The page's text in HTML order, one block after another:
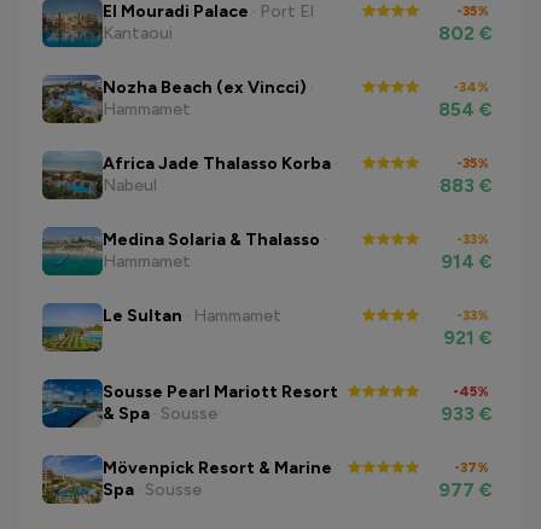
El Mouradi Palace · Port El
Kantaoui
-35%
802 €
Nozha Beach (ex Vincci) ·
Hammamet
-34%
854 €
Africa Jade Thalasso Korba ·
Nabeul
-35%
883 €
Medina Solaria & Thalasso ·
Hammamet
-33%
914 €
Le Sultan · Hammamet -33%
921 €
Sousse Pearl Mariott Resort
& Spa · Sousse
-45%
933 €
Mövenpick Resort & Marine
Spa · Sousse
-37%
977 €